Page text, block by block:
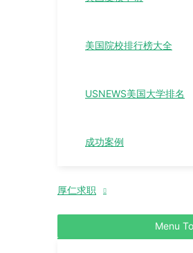
美国院校排行榜大全
USNEWS美国大学排名
成功案例
厚仁求职
Menu